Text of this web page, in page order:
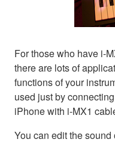
For those who have i-
there are lots of
functions of your
used just by
iPhone with i-MX1
You can edit the